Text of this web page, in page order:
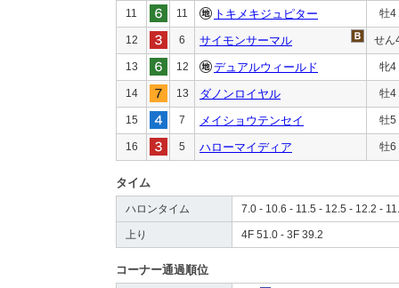
11 11 トキメキジュピター 牡4
12 6 サイモンサーマル せん
13 12 デュアルウィールド 牝4
14 13 ダノンロイヤル 牡4
15 7 メイショウテンセイ 牡5
16 5 ハローマイディア 牡6
タイム
ハロンタイム 7.0 - 10.6 - 11.5 - 12.5 - 12.2 -
上り 4F 51.0 - 3F 39.2
コーナー通過順位